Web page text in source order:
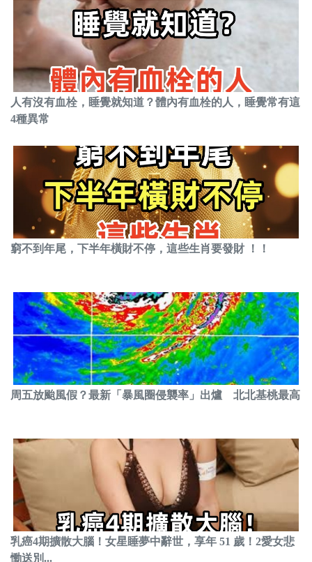
人有沒有血栓，睡覺就知道？體內有血栓的人，睡覺常有這
4種異常
窮不到年尾，下半年橫財不停，這些生肖要發財 ！！
周五放颱風假？最新「暴風圈侵襲率」出爐 北北基桃最高
乳癌4期擴散大腦！女星睡夢中辭世，享年 51 歲！2愛女悲
慟送別...